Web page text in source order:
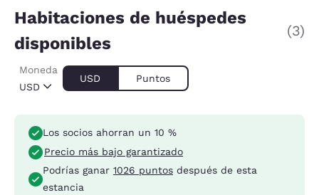
Habitaciones de huéspedes
disponibles
(3)
USD
Moneda
USD Puntos
Los socios ahorran un 10 %
Precio más bajo garantizado
Podrías ganar 1026 puntos después de esta
estancia